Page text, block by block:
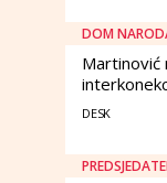
DOM
Martinović
DESK